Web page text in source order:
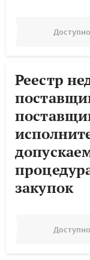
Реестр
закупок